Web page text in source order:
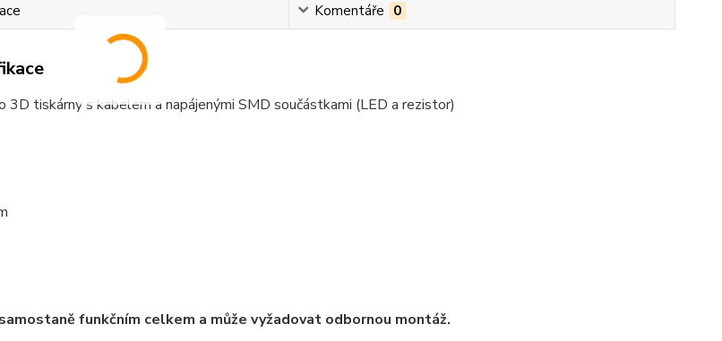
Komentáře 0
3D tiskárny s kabelem a napájenými SMD součástkami (LED a rezistor)
funkčním celkem a může vyžadovat odbornou montáž.